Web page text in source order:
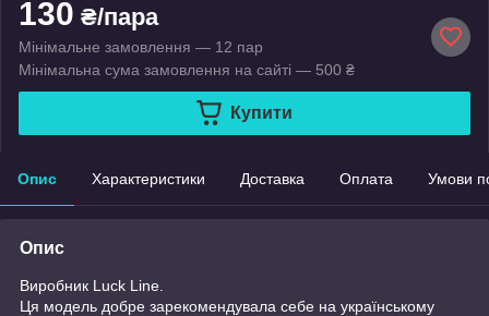
130 ₴/пара
Мінімальне замовлення — 12 пар
Мінімальна сума замовлення на сайті — 500 ₴
Купити
Опис Характеристики Доставка Оплата Умови
Опис
Виробник Luck Line.
Ця модель добре зарекомендувала себе на українському